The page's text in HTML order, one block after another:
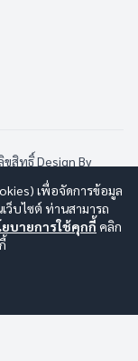
ขสิทธิ์Design By
อมูลส่วนบุคคล |
| แผนผังเว็บไซต์
เพื่อจัดการข้อมูล
ว็บไซต์ ท่านสามารถ
ยบายการใช้คุกกี้ คลิก